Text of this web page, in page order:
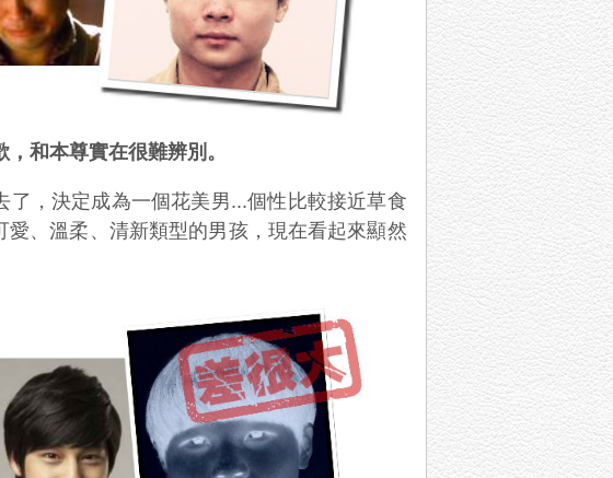
和本尊實在很難辨別。
了，決定成為一個花美男...個性比較接近草食
、溫柔、清新類型的男孩，現在看起來顯然